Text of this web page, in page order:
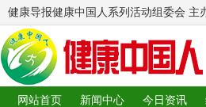
健康导报健康中国人系列活动组委会 主
网站首页 新闻中心 今日资讯